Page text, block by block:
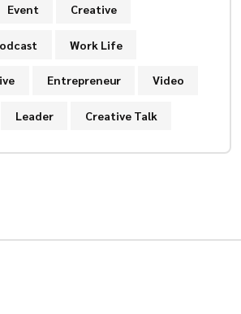
Event Creative
Work Life
Entrepreneur Video
Leader Creative Talk